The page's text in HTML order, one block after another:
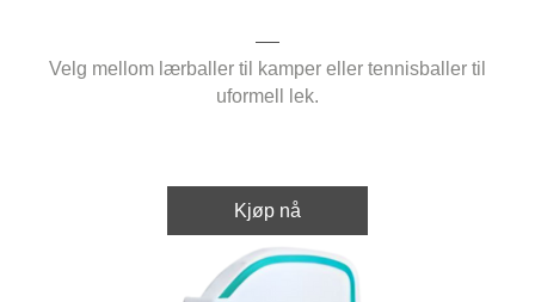
Velg mellom lærballer til kamper eller tennisballer til
uformell lek.
Kjøp nå